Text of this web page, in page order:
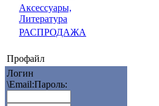
Аксессуары,
Литература
РАСПРОДАЖА
Профайл
Логин
\Email:Пароль: